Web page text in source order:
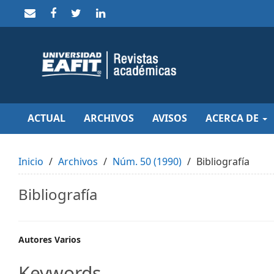
to
Main
Navigation
Content
Sidebar
ACTUAL ARCHIVOS AVISOS ACERCA DE
Inicio Archivos Núm. 50 (1990) Bibliografía
Bibliografía
Main
Article
Autores Varios